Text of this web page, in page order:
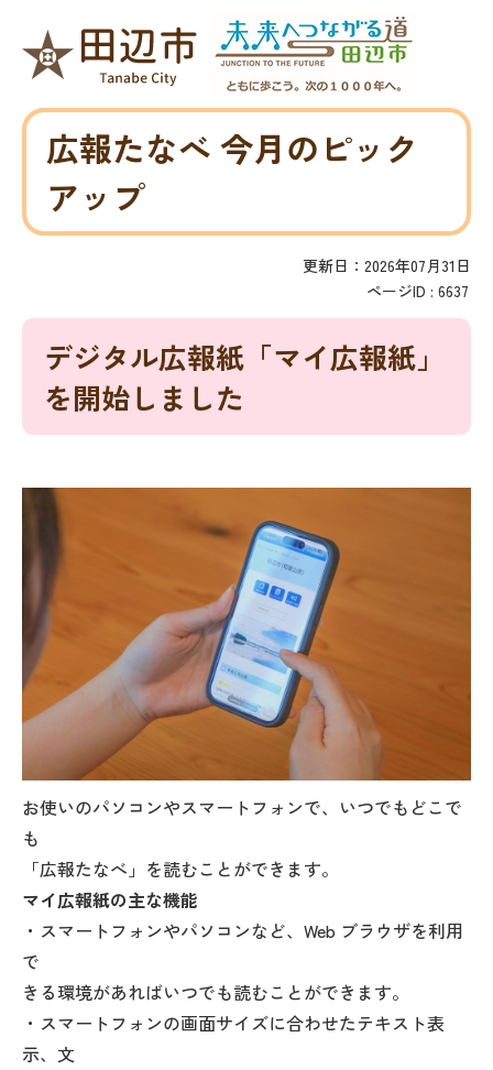
広報たなべ 今月のピック
アップ
更新日：2026年07月31日
ページID : 6637
デジタル広報紙「マイ広報紙」
を開始しました
お使いのパソコンやスマートフォンで、いつでもどこで
も
「広報たなべ」を読むことができます。
マイ広報紙の主な機能
・スマートフォンやパソコンなど、Web ブラウザを利用
で
きる環境があればいつでも読むことができます。
・スマートフォンの画面サイズに合わせたテキスト表
示、文